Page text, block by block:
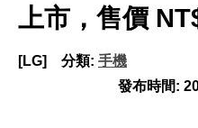
上市，售價
[LG] 分類: 手機
發布時間: